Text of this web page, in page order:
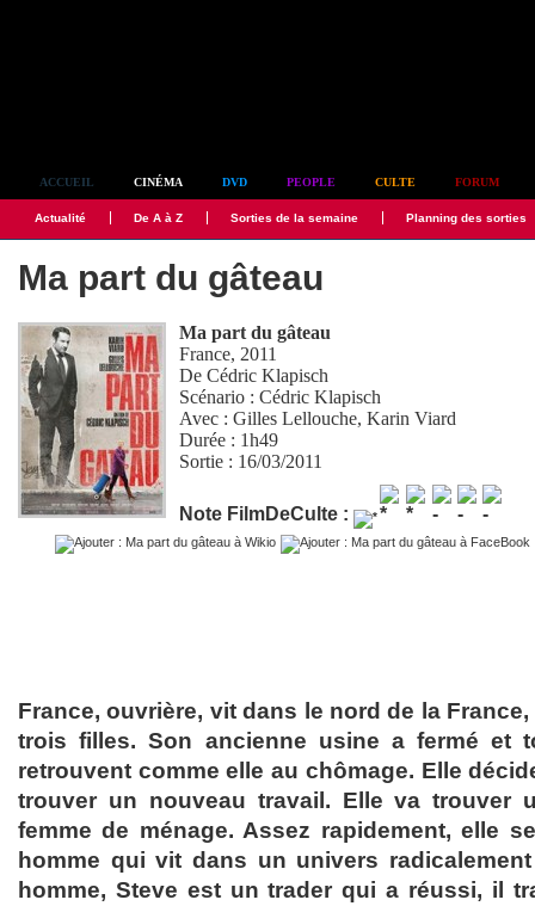
ACCUEIL CINÉMA DVD PEOPLE CULTE FORUM
Actualité De A à Z Sorties de la semaine Planning des sorties
Ma part du gâteau
Ma part du gâteau
France, 2011
DeCédric Klapisch
Scénario :Cédric Klapisch
Avec :Gilles Lellouche,Karin Viard
Durée : 1h49
Sortie : 16/03/2011
Note FilmDeCulte :
France, ouvrière, vit dans le nord de la
trois filles. Son ancienne usine a fermé et
retrouvent comme elle au chômage. Elle
trouver un nouveau travail. Elle va trouver
femme de ménage. Assez rapidement, elle
homme qui vit dans un univers
homme, Steve est un trader qui a réussi, il